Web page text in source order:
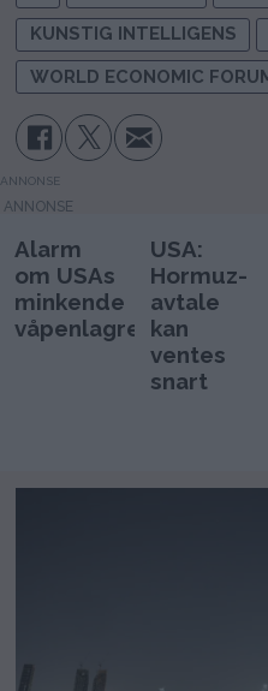
KUNSTIG INTELLIGENS
WORLD ECONOMIC
ANNONSE
Alarm
om USAs
minkende
våpenlagre
USA:
Hormuz-
avtale
kan
ventes
snart